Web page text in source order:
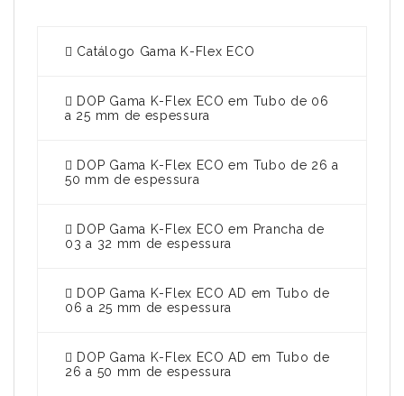
Catálogo Gama K-Flex ECO
DOP Gama K-Flex ECO em Tubo de 06
a 25 mm de espessura
DOP Gama K-Flex ECO em Tubo de 26 a
50 mm de espessura
DOP Gama K-Flex ECO em Prancha de
03 a 32 mm de espessura
DOP Gama K-Flex ECO AD em Tubo de
06 a 25 mm de espessura
DOP Gama K-Flex ECO AD em Tubo de
26 a 50 mm de espessura